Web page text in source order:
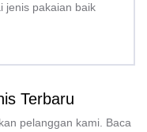
jenis pakaian baik
Terbaru
pelanggan kami. Baca